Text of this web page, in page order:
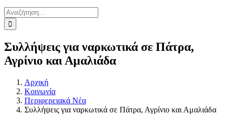
Αναζήτηση
για:
Συλλήψεις για ναρκωτικά σε Πάτρα,
Αγρίνιο και Αμαλιάδα
Αρχική
Κοινωνία
Περιφερειακά Νέα
Συλλήψεις για ναρκωτικά σε Πάτρα, Αγρίνιο και Αμαλιάδα